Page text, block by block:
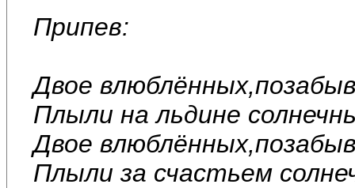
Припев:
Двое
Плыли на льдине
Двое
Плыли за счастьем